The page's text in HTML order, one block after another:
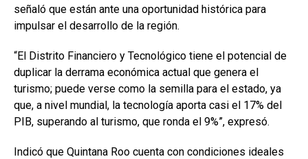
señaló que están ante una oportunidad histórica para
impulsar el desarrollo de la región.
“El Distrito Financiero y Tecnológico tiene el potencial de
duplicar la derrama económica actual que genera el
turismo; puede verse como la semilla para el estado, ya
que, a nivel mundial, la tecnología aporta casi el 17% del
PIB, superando al turismo, que ronda el 9%”, expresó.
Indicó que Quintana Roo cuenta con condiciones ideales